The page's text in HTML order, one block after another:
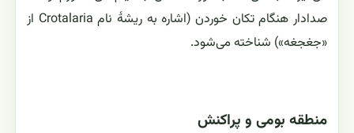
صدا‌دار هنگام تکان خوردن (اشاره به ریشهٔ نام Crotalaria از
«جغجغه») شناخته می‌شود.
منطقه بومی و پراکنش